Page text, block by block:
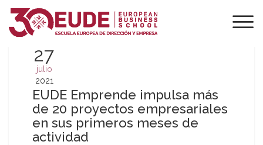
27
julio
2021
EUDE Emprende impulsa más
de 20 proyectos empresariales
en sus primeros meses de
actividad